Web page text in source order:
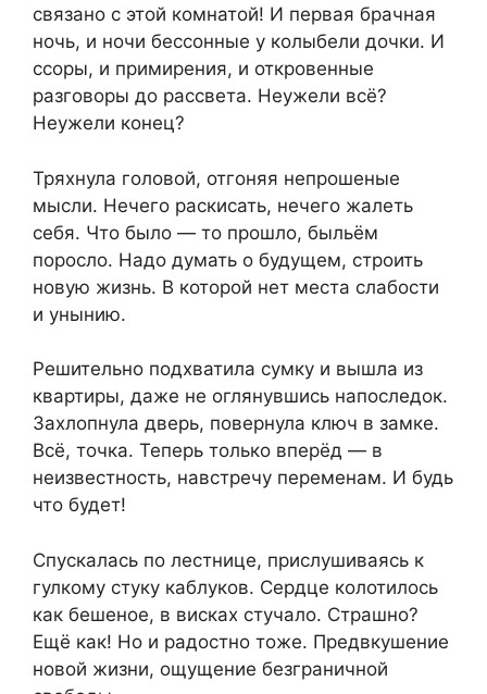
связано с этой комнатой! И первая брачная
ночь, и ночи бессонные у колыбели дочки. И
ссоры, и примирения, и откровенные
разговоры до рассвета. Неужели всё?
Неужели конец?
Тряхнула головой, отгоняя непрошеные
мысли. Нечего раскисать, нечего жалеть
себя. Что было — то прошло, быльём
поросло. Надо думать о будущем, строить
новую жизнь. В которой нет места слабости
и унынию.
Решительно подхватила сумку и вышла из
квартиры, даже не оглянувшись напоследок.
Захлопнула дверь, повернула ключ в замке.
Всё, точка. Теперь только вперёд — в
неизвестность, навстречу переменам. И будь
что будет!
Спускалась по лестнице, прислушиваясь к
гулкому стуку каблуков. Сердце колотилось
как бешеное, в висках стучало. Страшно?
Ещё как! Но и радостно тоже. Предвкушение
новой жизни, ощущение безграничной